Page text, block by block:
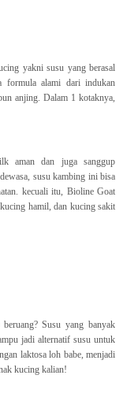
yakni susu yang berasal
formula alami dari indukan
anjing. Dalam 1 kotaknya,
aman dan juga sanggup
susu kambing ini bisa
kecuali itu, Bioline Goat
hamil, dan kucing sakit
Susu yang banyak
jadi alternatif susu untuk
laktosa loh babe, menjadi
kucing kalian!